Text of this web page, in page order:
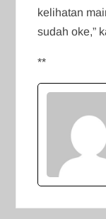
kelihatan
sudah oke,”
**